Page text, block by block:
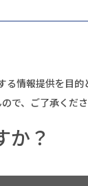
情報提供を目的
で、ご了承くださ
か？